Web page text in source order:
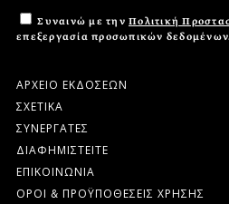
Συναινώ με την Πολιτική
επεξεργασία προσωπικών
ΑΡΧΕΙΟ ΕΚΔΟΣΕΩΝ
ΣΧΕΤΙΚΑ
ΣΥΝΕΡΓΑΤΕΣ
ΔΙΑΦΗΜΙΣΤΕΙΤΕ
ΕΠΙΚΟΙΝΩΝΙΑ
ΟΡΟΙ & ΠΡΟΫΠΟΘΕΣΕΙΣ ΧΡΗΣΗΣ